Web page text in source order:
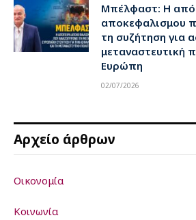
Μπέλφαστ: Η
αποκεφαλισμου
τη συζήτηση για
μεταναστευτική
Ευρώπη
02/07/2026
Αρχείο άρθρων
Οικονομία
Κοινωνία